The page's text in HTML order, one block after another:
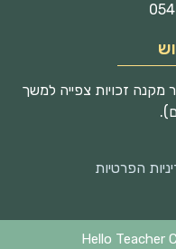
זכויות צפייה למשך
הפרטיות